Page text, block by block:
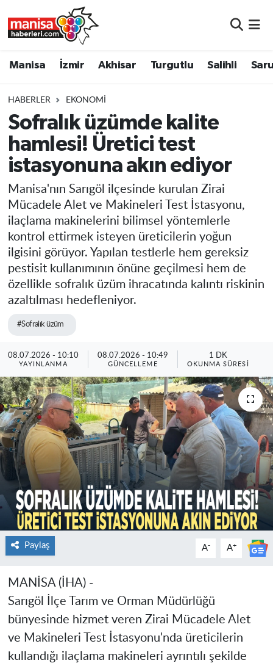
Manisa İzmir Akhisar Turgutlu Salihli
HABERLER EKONOMI
Sofralık üzümde kalite
hamlesi! Üretici test
istasyonuna akın ediyor
Manisa'nın Sarıgöl ilçesinde kurulan Zirai
Mücadele Alet ve Makineleri Test İstasyonu,
ilaçlama makinelerini bilimsel yöntemlerle
kontrol ettirmek isteyen üreticilerin yoğun
ilgisini görüyor. Yapılan testlerle hem gereksiz
pestisit kullanımının önüne geçilmesi hem de
özellikle sofralık üzüm ihracatında kalıntı riskinin
azaltılması hedefleniyor.
#Sofralık üzüm
08.07.2026 - 10:10
YAYINLANMA
08.07.2026 - 10:49
GÜNCELLEME
1 DK
OKUNMA SÜRESI
Paylaş A- A+
MANİSA (İHA) -
Sarıgöl İlçe Tarım ve Orman Müdürlüğü
bünyesinde hizmet veren Zirai Mücadele Alet
ve Makineleri Test İstasyonu'nda üreticilerin
kullandığı ilaçlama makineleri ayrıntılı şekilde
Turgutlu
Salihli
Saruhanlı
Soma
Resmi İlanlar
Manisa Nöbetçi Eczaneler
Manisa Trafik Yoğunluk Haritası
Süper Lig Puan Durumu ve Fikstür
Tüm Manşetler
Son Dakika Haberleri
Haber Arşivi